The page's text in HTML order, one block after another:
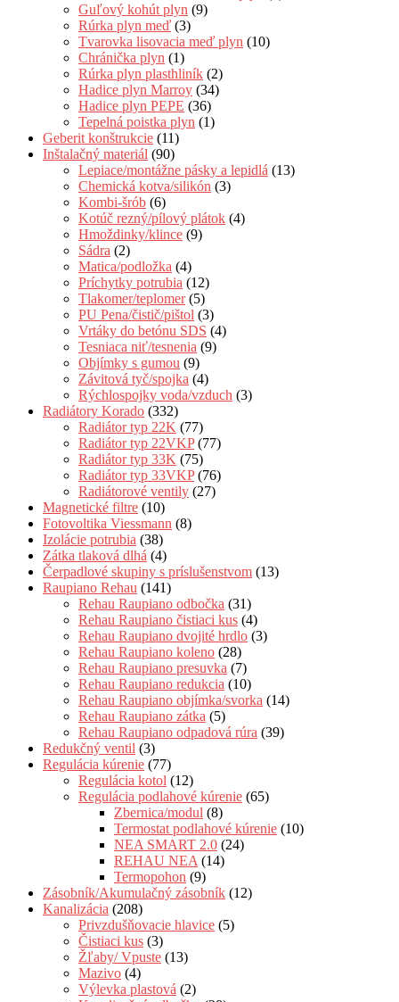
Guľový kohút plyn (9)
Rúrka plyn meď (3)
Tvarovka lisovacia meď plyn (10)
Chránička plyn (1)
Rúrka plyn plasthliník (2)
Hadice plyn Marroy (34)
Hadice plyn PEPE (36)
Tepelná poistka plyn (1)
Geberit konštrukcie (11)
Inštalačný materiál (90)
Lepiace/montážne pásky a lepidlá (13)
Chemická kotva/silikón (3)
Kombi-šrób (6)
Kotúč rezný/pílový plátok (4)
Hmoždinky/klince (9)
Sádra (2)
Matica/podložka (4)
Príchytky potrubia (12)
Tlakomer/teplomer (5)
PU Pena/čistič/pištol (3)
Vrtáky do betónu SDS (4)
Tesniaca niť/tesnenia (9)
Objímky s gumou (9)
Závitová tyč/spojka (4)
Rýchlospojky voda/vzduch (3)
Radiátory Korado (332)
Radiátor typ 22K (77)
Radiátor typ 22VKP (77)
Radiátor typ 33K (75)
Radiátor typ 33VKP (76)
Radiátorové ventily (27)
Magnetické filtre (10)
Fotovoltika Viessmann (8)
Izolácie potrubia (38)
Zátka tlaková dlhá (4)
Čerpadlové skupiny s príslušenstvom (13)
Raupiano Rehau (141)
Rehau Raupiano odbočka (31)
Rehau Raupiano čistiaci kus (4)
Rehau Raupiano dvojité hrdlo (3)
Rehau Raupiano koleno (28)
Rehau Raupiano presuvka (7)
Rehau Raupiano redukcia (10)
Rehau Raupiano objímka/svorka (14)
Rehau Raupiano zátka (5)
Rehau Raupiano odpadová rúra (39)
Redukčný ventil (3)
Regulácia kúrenie (77)
Regulácia kotol (12)
Regulácia podlahové kúrenie (65)
Zbernica/modul (8)
Termostat podlahové kúrenie (10)
NEA SMART 2.0 (24)
REHAU NEA (14)
Termopohon (9)
Zásobník/Akumulačný zásobník (12)
Kanalizácia (208)
Privzdušňovacie hlavice (5)
Čistiaci kus (3)
Žľaby/ Vpuste (13)
Mazivo (4)
Výlevka plastová (2)